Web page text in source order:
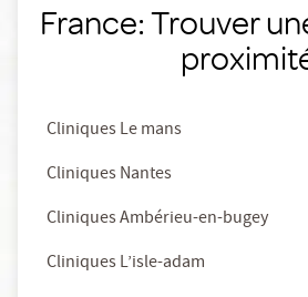
France: Trouver
Cliniques Le mans
Cliniques Nantes
Cliniques Ambérieu-en-bugey
Cliniques L’isle-adam